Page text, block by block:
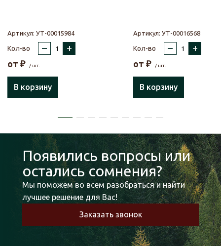
Артикул: УТ-00015984
Кол-во – +
от ₽ / шт.
В корзину
Артикул: УТ-00016568
Кол-во – +
от ₽ / шт.
В корзину
Появились вопросы или
остались сомнения?
Мы поможем во всем разобраться и найти
лучшее решение для Вас!
Заказать звонок